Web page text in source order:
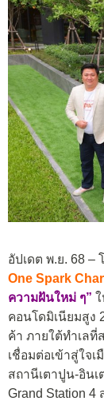
อัปเดต พ.ย. 68 –
One Spark
ความฝันใหม่ ๆ”
คอนโดมิเนียมสูง
ค้า ภายใต้ทำเลที่
เชื่อมต่อเข้าสู่ใจ
สถานีเตาปูน-อินเ
Grand Station 4